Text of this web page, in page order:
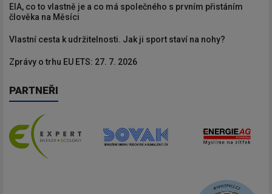
EIA, co to vlastně je a co má společného s prvním přistáním
člověka na Měsíci
Vlastní cesta k udržitelnosti. Jak ji sport staví na nohy?
Zprávy o trhu EU ETS: 27. 7. 2026
PARTNEŘI